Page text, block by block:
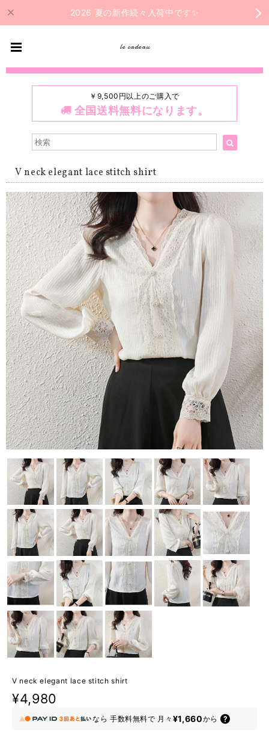
2026 夏の新作続々入荷中です✨
le cadeau
￥9,500円以上のご購入で
全国送料無料になります。
V neck elegant lace stitch shirt
V neck elegant lace stitch shirt
¥4,980
なら 手数料無料で 月々 ¥1,660から